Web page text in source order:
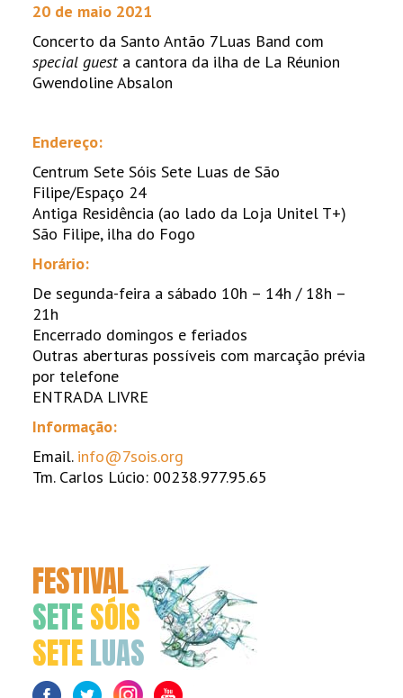
20 de maio 2021
Concerto da Santo Antão 7Luas Band com
special guesta cantora da ilha de La Réunion
Gwendoline Absalon
Endereço:
Centrum Sete Sóis Sete Luas de São
Filipe/Espaço 24
Antiga Residência (ao lado da Loja Unitel T+)
São Filipe, ilha do Fogo
Horário:
De segunda-feira a sábado 10h – 14h / 18h –
21h
Encerrado domingos e feriados
Outras aberturas possíveis com marcação prévia
por telefone
ENTRADA LIVRE
Informação:
Email. info@7sois.org
Tm. Carlos Lúcio: 00238.977.95.65
FESTIVAL
SETESÓIS
SETELUAS
FacebookTwitterInstagram